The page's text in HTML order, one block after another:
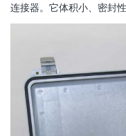
连接器。它体积小、密封